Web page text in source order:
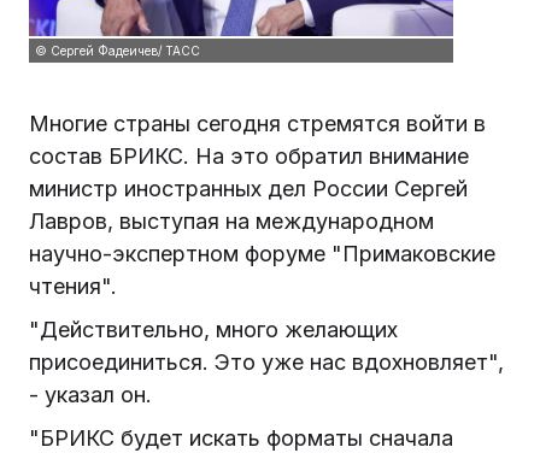
© Сергей Фадеичев/ ТАСС
Многие страны сегодня стремятся войти в
состав БРИКС. На это обратил внимание
министр иностранных дел России Сергей
Лавров, выступая на международном
научно-экспертном форуме "Примаковские
чтения".
"Действительно, много желающих
присоединиться. Это уже нас вдохновляет",
- указал он.
"БРИКС будет искать форматы сначала